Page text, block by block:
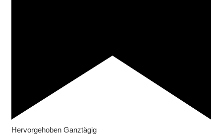
Hervorgehoben Ganztägig